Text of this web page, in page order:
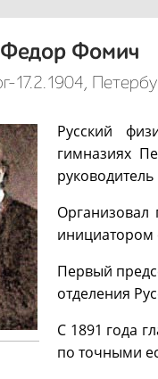
Фомич
17.2.1904,
Русский
гимназиях
Организовал
инициатором
Первый
отделения
С 1891 года
по точными